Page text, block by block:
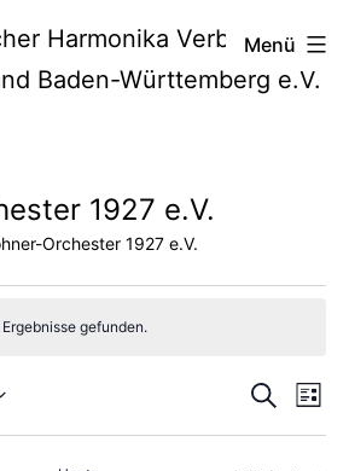
Menü
1927 e.V.
Orchester 1927 e.V.
gefunden.
SucheListe